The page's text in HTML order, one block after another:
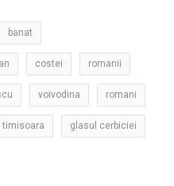
banat
costei romanii
voivodina romani
timisoara glasul cerbiciei